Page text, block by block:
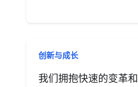
创新与成长
我们拥抱快速的变革和